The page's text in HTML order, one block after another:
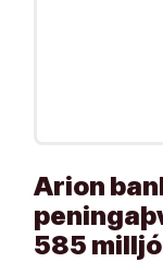
Arion
585